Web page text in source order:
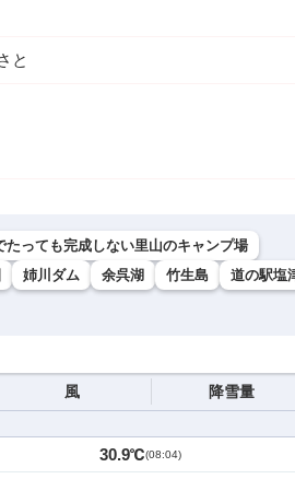
と
っても完成しない里山のキャンプ場
姉川ダム 余呉湖 竹生島
道の駅塩
風 降雪量
30.9℃(08:04)